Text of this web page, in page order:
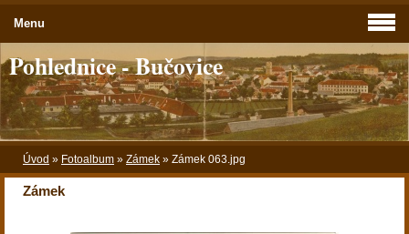
Pohlednice - Bučovice
Úvod » Fotoalbum » Zámek » Zámek 063.jpg
Zámek
Menu